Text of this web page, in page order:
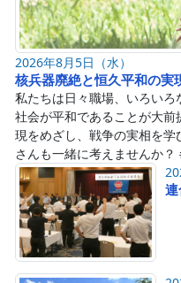
2026年8月5日（水）
核兵器廃絶と恒久平和の実
私たちは日々職場、いろい
社会が平和であることが大
現をめざし、戦争の実相を
さんも一緒に考えませんか